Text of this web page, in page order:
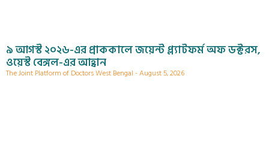
৯ আগস্ট ২০২৬-এর প্রাককালে জয়েন্ট প্ল্যাটফর্ম অফ ডক্টরস,
ওয়েস্ট বেঙ্গল-এর আহ্বান
The Joint Platform of Doctors West Bengal August 5, 2026